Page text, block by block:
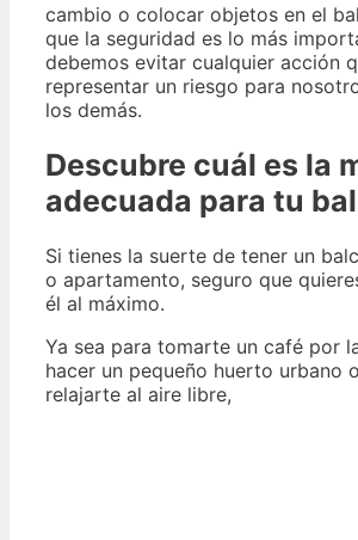
cambio o colocar objetos en el
que la seguridad es lo más
debemos evitar cualquier acción
representar un riesgo para
los demás.
Descubre cuál es la
adecuada para tu
Si tienes la suerte de tener un
o apartamento, seguro que
él al máximo.
Ya sea para tomarte un café por
hacer un pequeño huerto urbano
relajarte al aire libre,